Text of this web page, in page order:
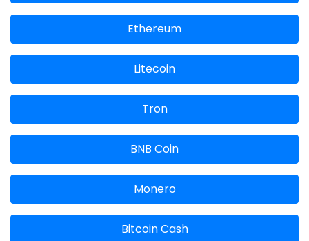
Ethereum
Litecoin
Tron
BNB Coin
Monero
Bitcoin Cash